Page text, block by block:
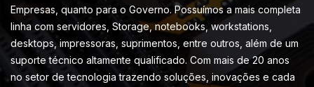
Empresas, quanto para o Governo. Possuímos a mais completa
linha com servidores, Storage, notebooks, workstations,
desktops, impressoras, suprimentos, entre outros, além de um
suporte técnico altamente qualificado. Com mais de 20 anos
no setor de tecnologia trazendo soluções, inovações e cada